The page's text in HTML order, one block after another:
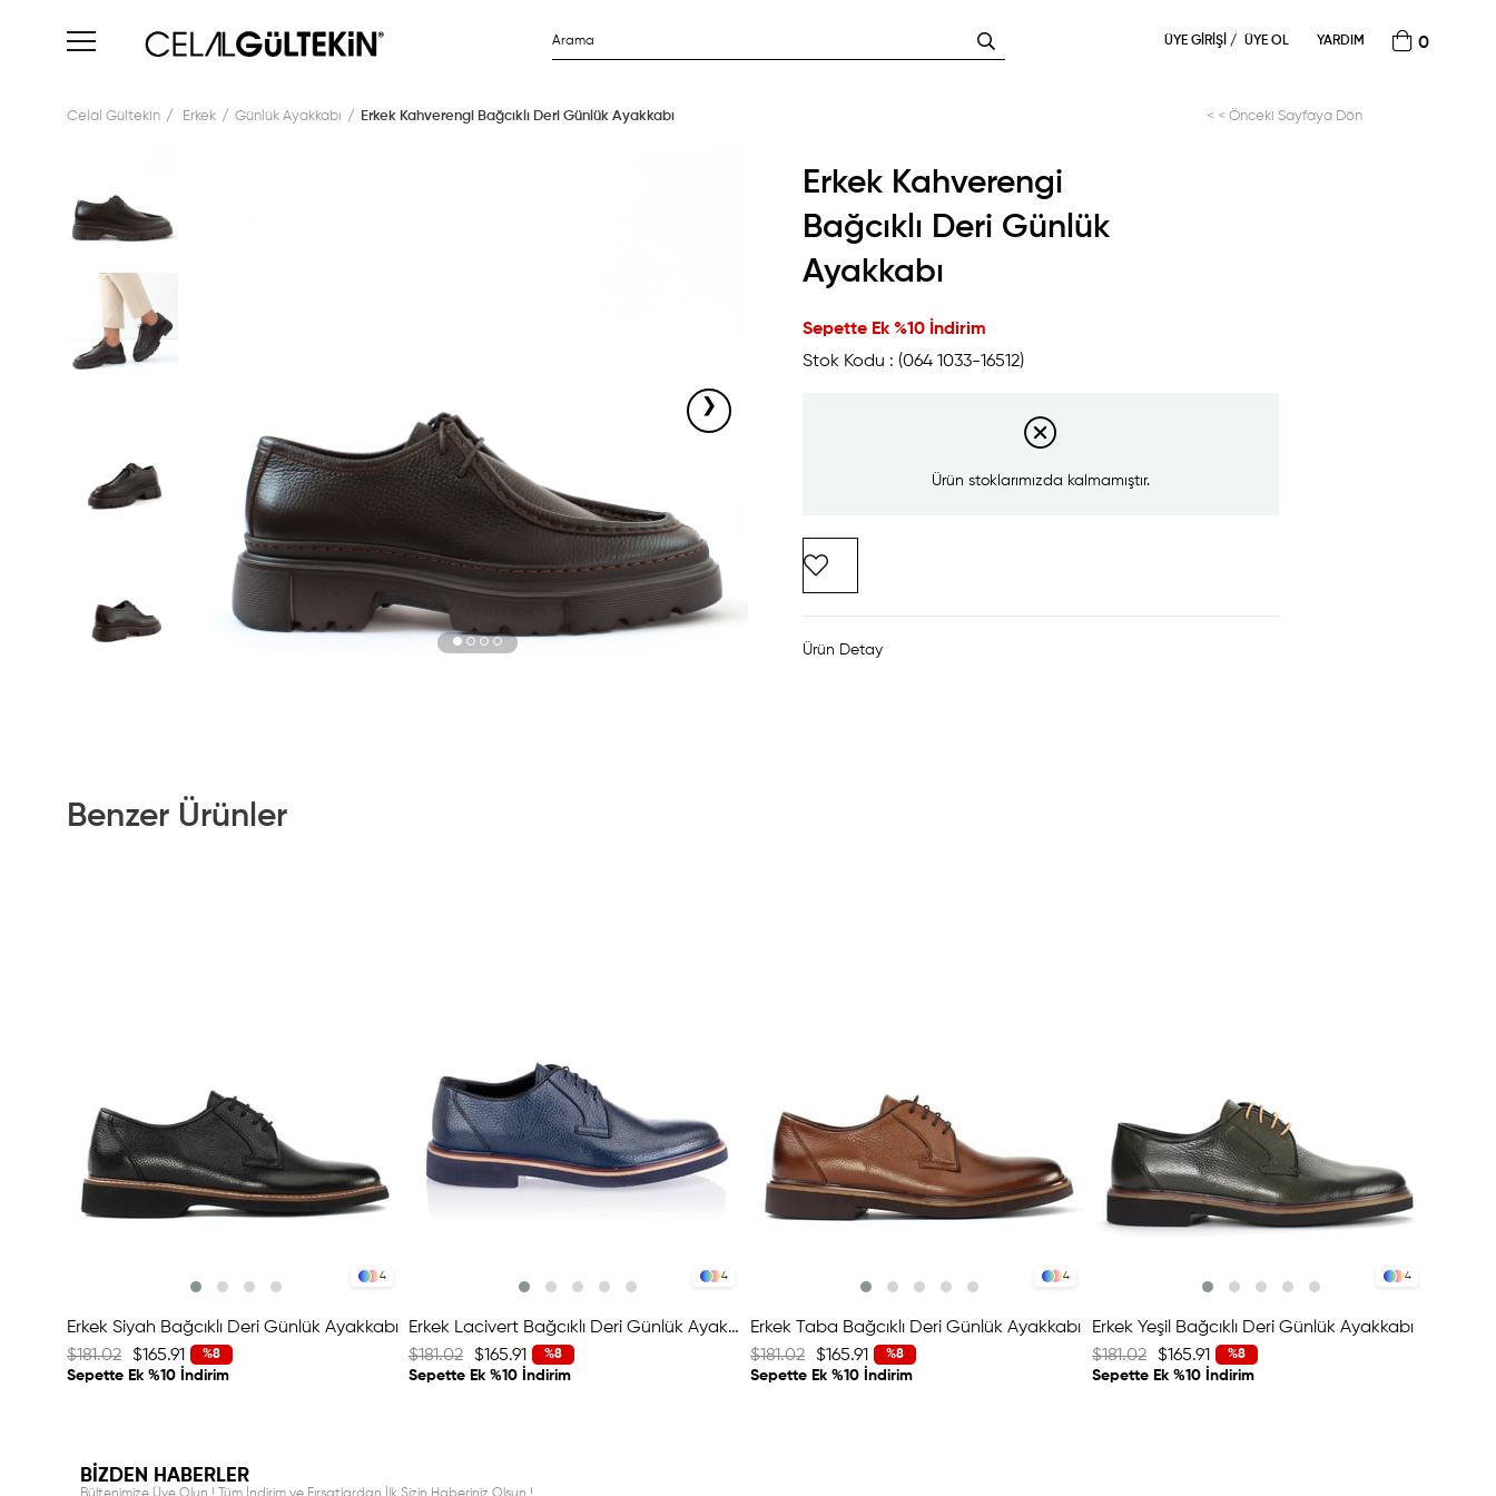
0
YARDIM
ÜYE GIRIŞI ÜYE OL
Celal Gültekin Erkek Günlük Ayakkabı Erkek Kahverengi Bağcıklı Deri Günlük Ayakkabı < < Önceki Sayfaya Dön
›
Erkek Kahverengi
Bağcıklı Deri Günlük
Ayakkabı
Sepette Ek %10 İndirim
Stok Kodu
(064 1033-16512)
Ürün stoklarımızda kalmamıştır.
Ürün Detay
Benzer Ürünler
4
Erkek Siyah Bağcıklı Deri Günlük Ayakkabı
%8
$165.91
$181.02
Sepette Ek %10 İndirim
4
Erkek Lacivert Bağcıklı Deri Günlük Ayakkabı
%8
$165.91
$181.02
Sepette Ek %10 İndirim
4
Erkek Taba Bağcıklı Deri Günlük Ayakkabı
%8
$165.91
$181.02
Sepette Ek %10 İndirim
4
Erkek Yeşil Bağcıklı Deri Günlük Ayakkabı
%8
$165.91
$181.02
Sepette Ek %10 İndirim
BİZDEN HABERLER